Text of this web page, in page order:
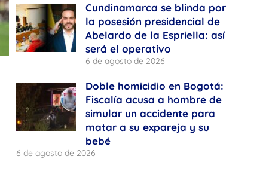
Cundinamarca se blinda por
la posesión presidencial de
Abelardo de la Espriella: así
será el operativo
6 de agosto de 2026
Doble homicidio en Bogotá:
Fiscalía acusa a hombre de
simular un accidente para
matar a su expareja y su
bebé
6 de agosto de 2026